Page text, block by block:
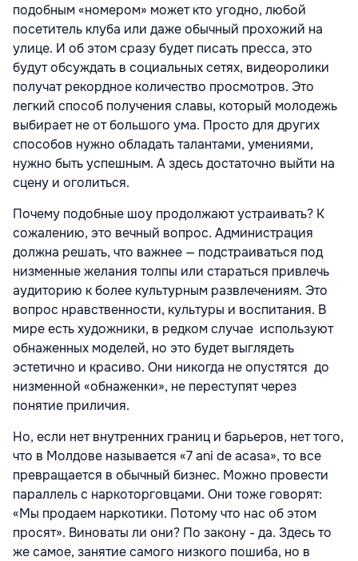
подобным «номером» может кто угодно, любой
посетитель клуба или даже обычный прохожий на
улице. И об этом сразу будет писать пресса, это
будут обсуждать в социальных сетях, видеоролики
получат рекордное количество просмотров. Это
легкий способ получения славы, который молодежь
выбирает не от большого ума. Просто для других
способов нужно обладать талантами, умениями,
нужно быть успешным. А здесь достаточно выйти на
сцену и оголиться.
Почему подобные шоу продолжают устраивать? К
сожалению, это вечный вопрос. Администрация
должна решать, что важнее — подстраиваться под
низменные желания толпы или стараться привлечь
аудиторию к более культурным развлечениям. Это
вопрос нравственности, культуры и воспитания. В
мире есть художники, в редком случае используют
обнаженных моделей, но это будет выглядеть
эстетично и красиво. Они никогда не опустятся до
низменной «обнаженки», не переступят через
понятие приличия.
Но, если нет внутренних границ и барьеров, нет того,
что в Молдове называется «7 ani de acasa», то все
превращается в обычный бизнес. Можно провести
параллель с наркоторговцами. Они тоже говорят:
«Мы продаем наркотики. Потому что нас об этом
просят». Виноваты ли они? По закону - да. Здесь то
же самое, занятие самого низкого пошиба, но в